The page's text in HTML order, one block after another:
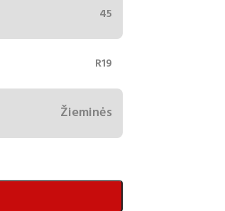
45
R19
Žieminės